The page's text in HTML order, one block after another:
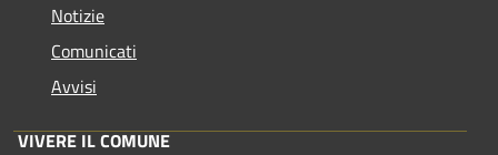
Notizie
Comunicati
Avvisi
VIVERE IL COMUNE